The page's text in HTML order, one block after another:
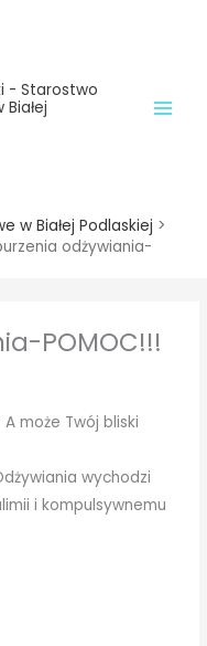
- Starostwo
w Białej Podlaskiej >
odżywiania-
POMOC!!!
może Twój bliski
wychodzi
i kompulsywnemu